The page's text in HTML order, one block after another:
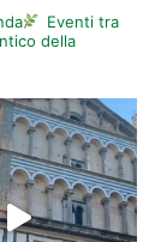
Eventi tra
della